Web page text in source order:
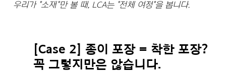
우리가 "소재"만 볼 때, LCA는 "전체 여정"을 봅니다.
[Case 2] 종이 포장 = 착한 포장?
꼭 그렇지만은 않습니다.